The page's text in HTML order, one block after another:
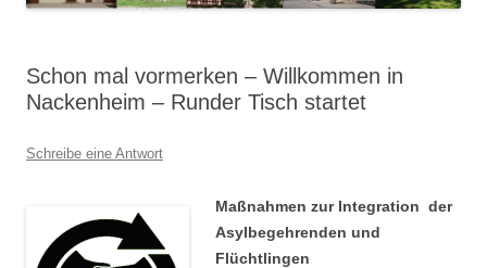
Schon mal vormerken – Willkommen in
Nackenheim – Runder Tisch startet
Schreibe eine Antwort
Maßnahmen zur Integration der
Asylbegehrenden und
Flüchtlingen